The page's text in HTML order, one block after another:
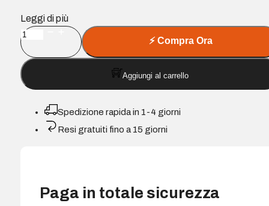
Leggi di più
TP-
Link
Ripetitore
WiFi
AC1750
Band
Antenne
⚡Compra Ora
Aggiungi al carrello
Spedizione rapida in 1-4 giorni
Resi gratuiti fino a 15 giorni
Paga in totale sicurezza